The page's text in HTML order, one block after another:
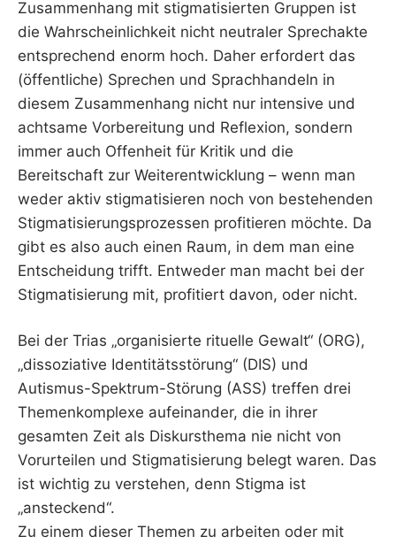
Zusammenhang mit stigmatisierten Gruppen ist
die Wahrscheinlichkeit nicht neutraler Sprechakte
entsprechend enorm hoch. Daher erfordert das
(öffentliche) Sprechen und Sprachhandeln in
diesem Zusammenhang nicht nur intensive und
achtsame Vorbereitung und Reflexion, sondern
immer auch Offenheit für Kritik und die
Bereitschaft zur Weiterentwicklung – wenn man
weder aktiv stigmatisieren noch von bestehenden
Stigmatisierungsprozessen profitieren möchte. Da
gibt es also auch einen Raum, in dem man eine
Entscheidung trifft. Entweder man macht bei der
Stigmatisierung mit, profitiert davon, oder nicht.
Bei der Trias „organisierte rituelle Gewalt“ (ORG),
„dissoziative Identitätsstörung“ (DIS) und
Autismus-Spektrum-Störung (ASS) treffen drei
Themenkomplexe aufeinander, die in ihrer
gesamten Zeit als Diskursthema nie nicht von
Vorurteilen und Stigmatisierung belegt waren. Das
ist wichtig zu verstehen, denn Stigma ist
„ansteckend“.
Zu einem dieser Themen zu arbeiten oder mit